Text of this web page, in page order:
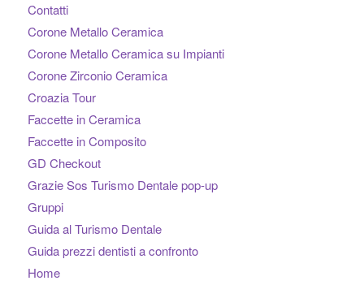
Contatti
Corone Metallo Ceramica
Corone Metallo Ceramica su Impianti
Corone Zirconio Ceramica
Croazia Tour
Faccette in Ceramica
Faccette in Composito
GD Checkout
Grazie Sos Turismo Dentale pop-up
Gruppi
Guida al Turismo Dentale
Guida prezzi dentisti a confronto
Home